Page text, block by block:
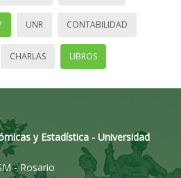
UNR CONTABILIDAD
CHARLAS LIBROS
y Estadística - Universidad
- Rosario